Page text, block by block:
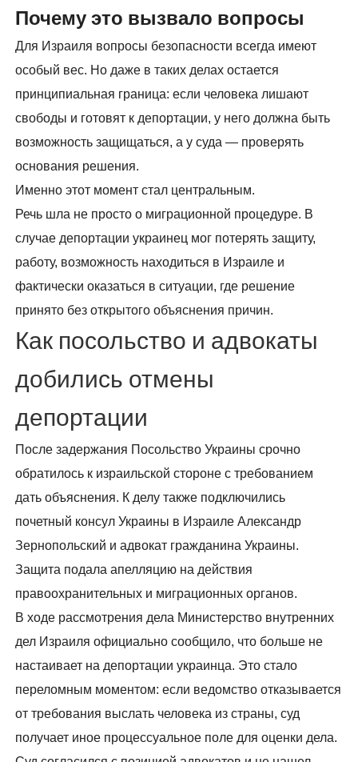
Почему это вызвало вопросы
Для Израиля вопросы безопасности всегда имеют
особый вес. Но даже в таких делах остается
принципиальная граница: если человека лишают
свободы и готовят к депортации, у него должна быть
возможность защищаться, а у суда — проверять
основания решения.
Именно этот момент стал центральным.
Речь шла не просто о миграционной процедуре. В
случае депортации украинец мог потерять защиту,
работу, возможность находиться в Израиле и
фактически оказаться в ситуации, где решение
принято без открытого объяснения причин.
Как посольство и адвокаты
добились отмены
депортации
После задержания Посольство Украины срочно
обратилось к израильской стороне с требованием
дать объяснения. К делу также подключились
почетный консул Украины в Израиле Александр
Зернопольский и адвокат гражданина Украины.
Защита подала апелляцию на действия
правоохранительных и миграционных органов.
В ходе рассмотрения дела Министерство внутренних
дел Израиля официально сообщило, что больше не
настаивает на депортации украинца. Это стало
переломным моментом: если ведомство отказывается
от требования выслать человека из страны, суд
получает иное процессуальное поле для оценки дела.